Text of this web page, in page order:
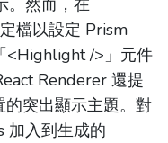
檔以設定 Prism
<Highlight />」元件
Renderer 還提
突出顯示主題。對
加入到生成的